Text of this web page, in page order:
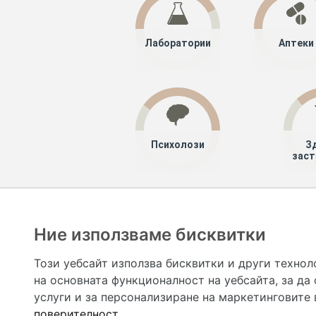
Лаборатории Аптеки
Психолози
предназначена да служи само и единствено за
допълване на данните и за коригиране на
Ние използваме бисквитки
Този уебсайт използва бисквитки и други
на основната функционалност на уебсайта, за да
услуги и за персонализиране на